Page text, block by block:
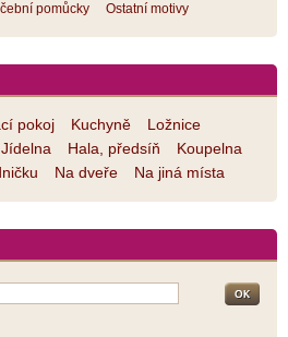
pomůcky Ostatní motivy
pokoj Kuchyně
Ložnice
Jídelna Hala, předsíň
Koupelna
Na dveře Na jiná místa